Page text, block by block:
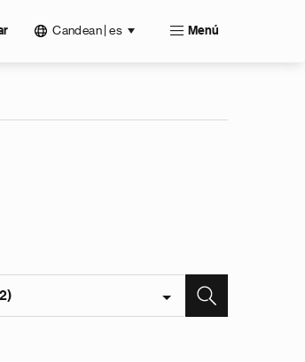
Candean | es Menú